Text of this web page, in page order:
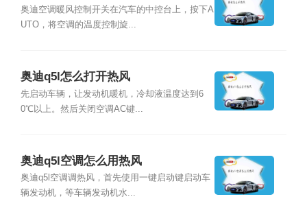
奥迪空调暖风控制开关在汽车的中控台上，按下A
UTO，将空调的温度控制旋...
奥迪q5l怎么打开热风
先启动车辆，让发动机暖机，冷却液温度达到6
0℃以上。然后关闭空调AC键...
奥迪q5l空调怎么用热风
奥迪q5l空调调热风，首先使用一键启动键启动车
辆发动机，等车辆发动机水...